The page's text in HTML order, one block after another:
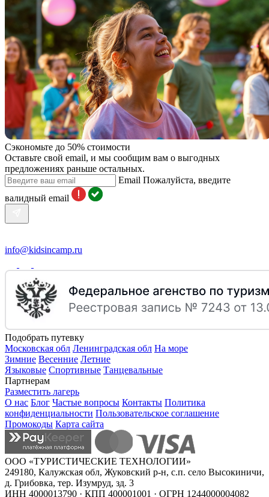
Сэкономьте до 50% стоимости
Оставьте свой email, и мы сообщим вам о выгодных
предложениях раньше остальных.
Email Пожалуйста, введите
валидный email
info@kidsincamp.ru
Подобрать путевку
Московская обл Ленинградская обл На море
Зимние Весенние Летние
Языковые Спортивные Танцевальные
Партнерам
Разместить лагерь
О нас Блог Частые вопросы Контакты Политика
конфиденциальности Пользовательское соглашение
Промокоды Карта сайта
ООО «ТУРИСТИЧЕСКИЕ ТЕХНОЛОГИИ»
249180, Калужская обл, Жуковский р-н, с.п. село Высокиничи,
д. Грибовка, тер. Изумруд, зд. 3
ИНН 4000013790 · КПП 400001001 · ОГРН 1244000004082